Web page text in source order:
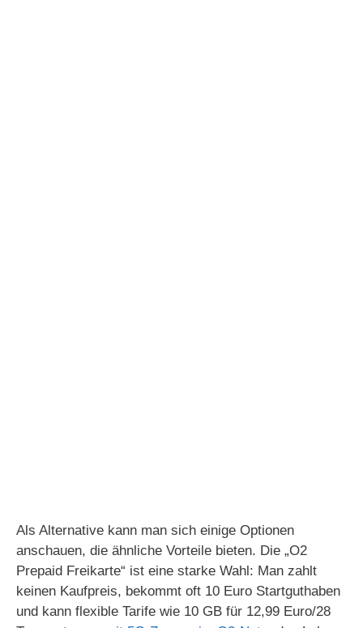
Als Alternative kann man sich einige Optionen
anschauen, die ähnliche Vorteile bieten. Die „O2
Prepaid Freikarte“ ist eine starke Wahl: Man zahlt
keinen Kaufpreis, bekommt oft 10 Euro Startguthaben
und kann flexible Tarife wie 10 GB für 12,99 Euro/28